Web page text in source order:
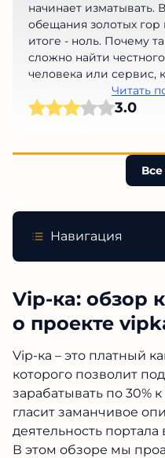
начинает изматывать.
обещания золотых гор
итоге - ноль. Почему
сложно найти честного
человека или сервис,
не обманет нас на
Просто невыносимо!
Читать
3.0
Навигация
Vip-ка: обзор
о проекте
Vip-ка – это платный
которого позволит
зарабатывать по 30%
гласит заманчивое
деятельность
В этом обзоре мы